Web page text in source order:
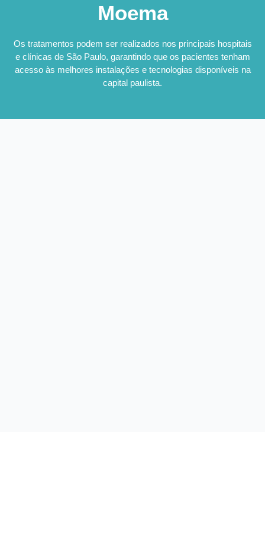
Moema
Os tratamentos podem ser realizados nos principais hospitais
e clínicas de São Paulo, garantindo que os pacientes tenham
acesso às melhores instalações e tecnologias disponíveis na
capital paulista.